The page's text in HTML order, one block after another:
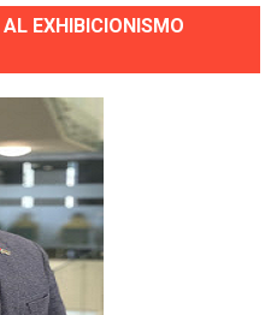
EXHIBICIONISMO